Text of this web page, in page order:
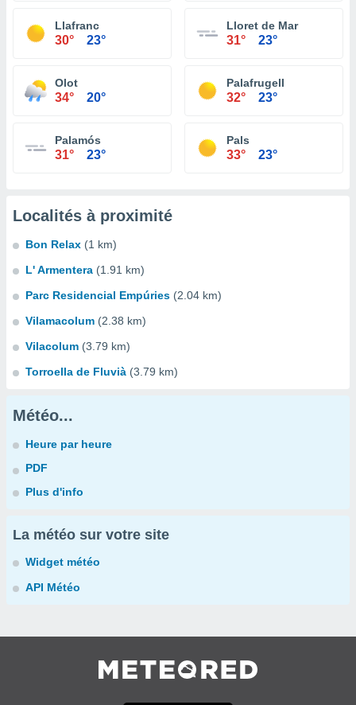
Llafranc
30° 23°
Lloret de Mar
31° 23°
Olot
34° 20°
Palafrugell
32° 23°
Palamós
31° 23°
Pals
33° 23°
Localités à proximité
Bon Relax (1 km)
L' Armentera (1.91 km)
Parc Residencial Empúries (2.04 km)
Vilamacolum (2.38 km)
Vilacolum (3.79 km)
Torroella de Fluvià (3.79 km)
Météo...
Heure par heure
PDF
Plus d'info
La météo sur votre site
Widget météo
API Météo